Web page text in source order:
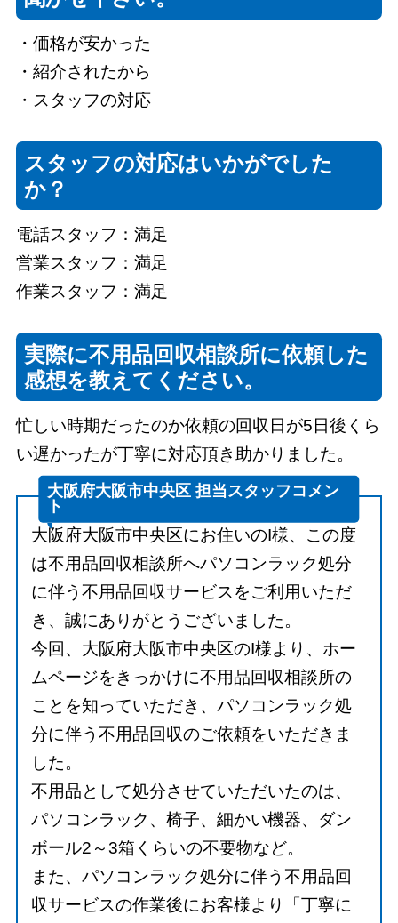
・価格が安かった
・紹介されたから
・スタッフの対応
スタッフの対応はいかがでした
か？
電話スタッフ：満足
営業スタッフ：満足
作業スタッフ：満足
実際に不用品回収相談所に依頼した
感想を教えてください。
忙しい時期だったのか依頼の回収日が5日後くら
い遅かったが丁寧に対応頂き助かりました。
大阪府大阪市中央区 担当スタッフコメン
ト
大阪府大阪市中央区にお住いのI様、この度
は不用品回収相談所へパソコンラック処分
に伴う不用品回収サービスをご利用いただ
き、誠にありがとうございました。
今回、大阪府大阪市中央区のI様より、ホー
ムページをきっかけに不用品回収相談所の
ことを知っていただき、パソコンラック処
分に伴う不用品回収のご依頼をいただきま
した。
不用品として処分させていただいたのは、
パソコンラック、椅子、細かい機器、ダン
ボール2～3箱くらいの不要物など。
また、パソコンラック処分に伴う不用品回
収サービスの作業後にお客様より「丁寧に